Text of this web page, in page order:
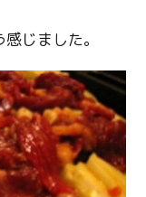
じました。